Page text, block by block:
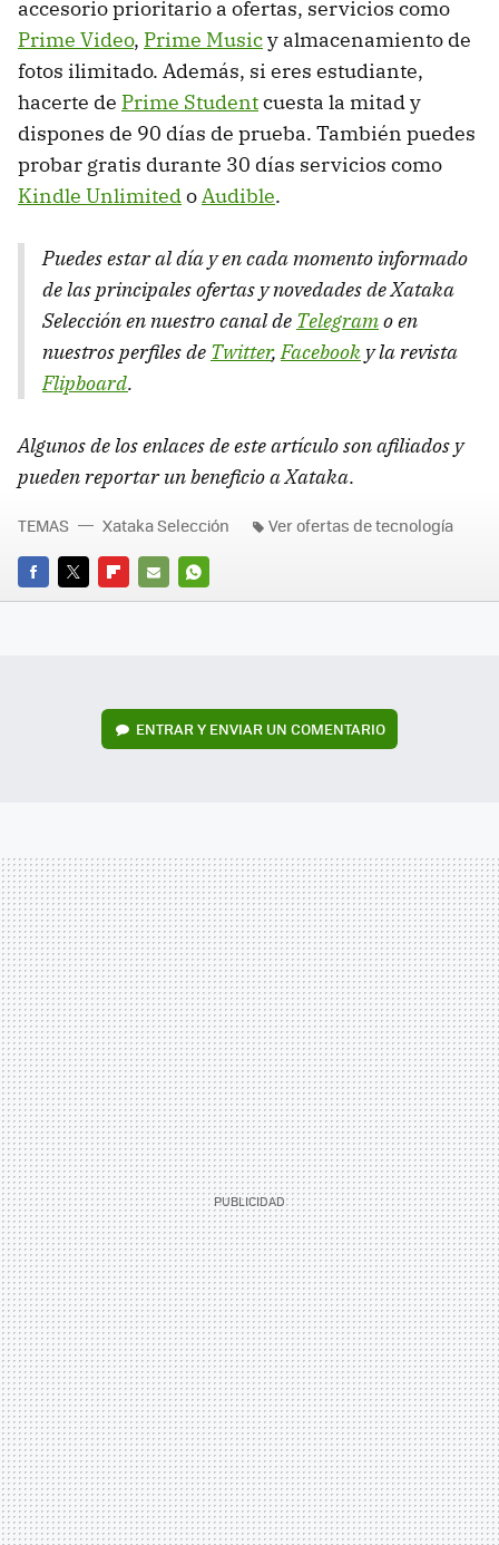
accesorio prioritario a ofertas, servicios como
Prime Video, Prime Musicy almacenamiento de
fotos ilimitado. Además, si eres estudiante,
hacerte de Prime Studentcuesta la mitad y
dispones de 90 días de prueba. También puedes
probar gratis durante 30 días servicios como
Kindle UnlimitedoAudible.
Puedes estar al día y en cada momento informado
de las principales ofertas y novedades de Xataka
Selección en nuestro canal de Telegramo en
nuestros perfiles de Twitter,Facebook y la revista
Flipboard.
Algunos de los enlaces de este artículo son afiliados y
pueden reportar un beneficio a Xataka.
FACEBOOK
TWITTERFLIPBOARD
E-
WHATSAPP
TEMAS Xataka Selección Ver ofertas de tecnología
ENTRAR Y ENVIAR UN COMENTARIO